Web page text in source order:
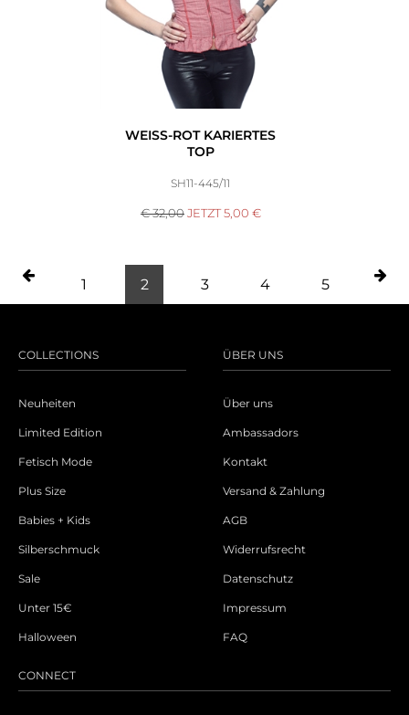
WEISS-ROT KARIERTES T
OP
SH11-445/11
€ 32,00JETZT5,00 €
1 2 3 4 5
COLLECTIONS
Neuheiten
Limited Edition
Fetisch Mode
Plus Size
Babies + Kids
Silberschmuck
Sale
Unter 15€
Halloween
ÜBER UNS
Über uns
Ambassadors
Kontakt
Versand & Zahlung
AGB
Widerrufsrecht
Datenschutz
Impressum
FAQ
CONNECT